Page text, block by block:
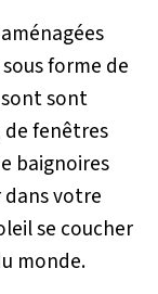
forme de
sont
fenêtres
baignoires
dans votre
se coucher
monde.